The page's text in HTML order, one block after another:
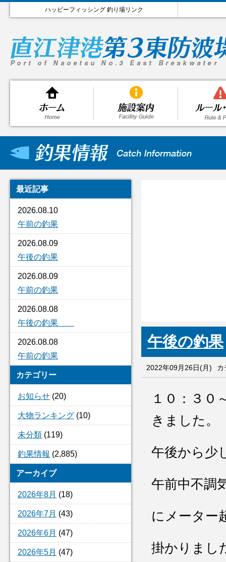
ハッピーフィッシング 釣り場リンク
最近記事
2026.08.10
午前の釣果
2026.08.09
午後の釣果
2026.08.09
午前の釣果
2026.08.08
午後の釣果
2026.08.08
午前の釣果
カテゴリー
お知らせ (20)
大物ランキング (10)
未分類 (119)
釣果情報 (2,885)
アーカイブ
2026年8月 (18)
2026年7月 (43)
2026年6月 (47)
2026年5月 (47)
午後の釣果
2022年09月26日(月) カ
１０：３０
きました。
午後から少
午前中不調
にメーター
掛かりまし